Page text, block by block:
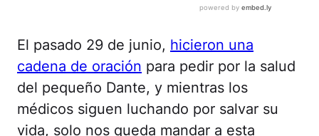
El pasado 29 de junio, hicieron una
cadena de oración para pedir por la salud
del pequeño Dante, y mientras los
médicos siguen luchando por salvar su
vida, solo nos queda mandar a esta